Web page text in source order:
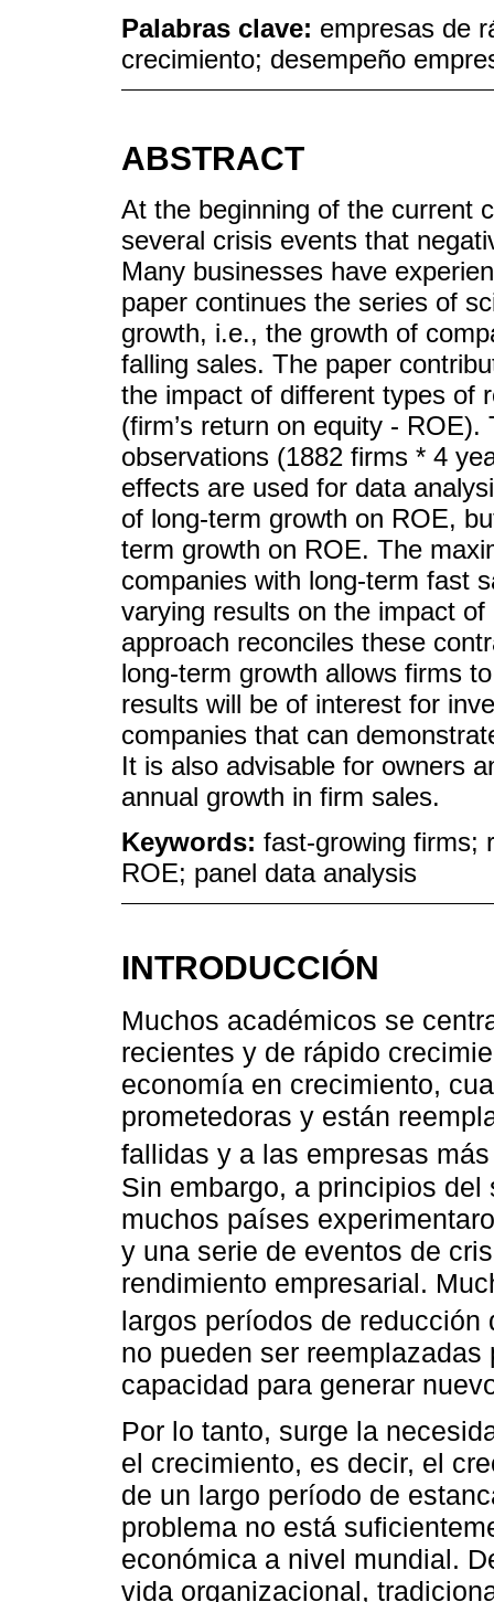
Palabras clave: empresas de
crecimiento; desempeño
ABSTRACT
At the beginning of the current
several crisis events that
Many businesses have
paper continues the series of
growth, i.e., the growth of
falling sales. The paper
the impact of different types of
(firm’s return on equity -
observations (1882 firms * 4
effects are used for data
of long-term growth on ROE,
term growth on ROE. The
companies with long-term fast
varying results on the impact
approach reconciles these
long-term growth allows firms
results will be of interest for
companies that can
It is also advisable for owners
annual growth in firm sales.
Keywords: fast-growing firms;
ROE; panel data analysis
INTRODUCCIÓN
Muchos académicos se
recientes y de rápido
economía en crecimiento,
prometedoras y están
fallidas y a las empresas
Sin embargo, a principios
muchos países
y una serie de eventos de
rendimiento empresarial.
largos períodos de reducción
no pueden ser
capacidad para generar
Por lo tanto, surge la
el crecimiento, es decir, el
de un largo período de
problema no está
económica a nivel mundial.
vida organizacional,